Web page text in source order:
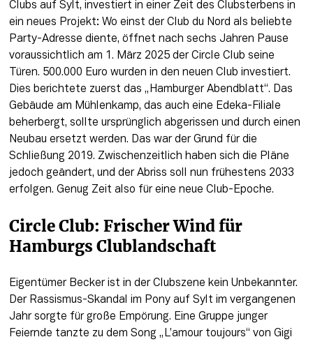
Clubs auf Sylt, investiert in einer Zeit des Clubsterbens in
ein neues Projekt: Wo einst der Club du Nord als beliebte
Party-Adresse diente, öffnet nach sechs Jahren Pause
voraussichtlich am 1. März 2025 der Circle Club seine
Türen. 500.000 Euro wurden in den neuen Club investiert.
Dies berichtete zuerst das „Hamburger Abendblatt“. Das
Gebäude am Mühlenkamp, das auch eine Edeka-Filiale
beherbergt, sollte ursprünglich abgerissen und durch einen
Neubau ersetzt werden. Das war der Grund für die
Schließung 2019. Zwischenzeitlich haben sich die Pläne
jedoch geändert, und der Abriss soll nun frühestens 2033
erfolgen. Genug Zeit also für eine neue Club-Epoche.
Circle Club: Frischer Wind für
Hamburgs Clublandschaft
Eigentümer Becker ist in der Clubszene kein Unbekannter.
Der Rassismus-Skandal im Pony auf Sylt im vergangenen
Jahr sorgte für große Empörung. Eine Gruppe junger
Feiernde tanzte zu dem Song „L’amour toujours“ von Gigi